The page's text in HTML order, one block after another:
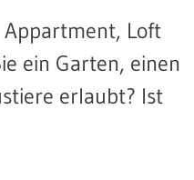
Appartment, Loft
ein Garten, einen
erlaubt? Ist